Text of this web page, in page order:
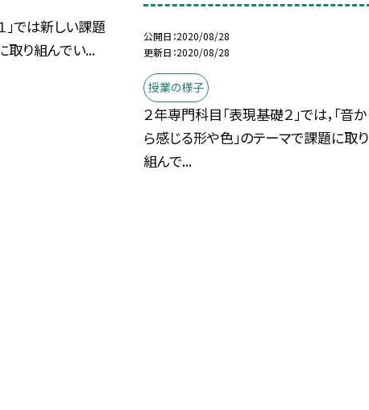
」では新しい課題
取り組んでい...
公開日 2020/08/28
更新日 2020/08/28
授業の様子
２年専門科目「表現基礎２」では，「音か
ら感じる形や色」のテーマで課題に取り
組んで...